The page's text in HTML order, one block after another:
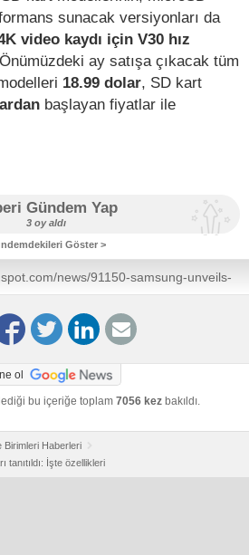
sunacak versiyonları da
video kaydı için V30 hız
ay satışa çıkacak tüm
18.99 dolar, SD kart
başlayan fiyatlar ile
Gündem Yap
3 oy aldı
Göster >
news/91150-samsung-unveils-
now-faster-more.html
ol
bu içeriğe toplam 7056 kez bakıldı.
Birimleri Haberleri
tanıtıldı: İşte özellikleri